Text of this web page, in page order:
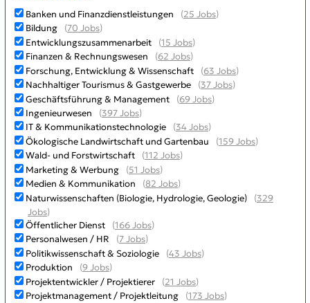
Banken und Finanzdienstleistungen (25 Jobs)
Bildung
(70 Jobs)
Entwicklungszusammenarbeit
(15 Jobs)
Finanzen & Rechnungswesen
(62 Jobs)
Forschung, Entwicklung & Wissenschaft
(63 Jobs)
Nachhaltiger Tourismus & Gastgewerbe
(37 Jobs)
Geschäftsführung & Management
(69 Jobs)
Ingenieurwesen
(397 Jobs)
IT & Kommunikationstechnologie
(34 Jobs)
Ökologische Landwirtschaft und Gartenbau
(159 Jobs)
Wald- und Forstwirtschaft
(112 Jobs)
Marketing & Werbung
(51 Jobs)
Medien & Kommunikation
(82 Jobs)
Naturwissenschaften (Biologie, Hydrologie, Geologie)
(329
Jobs)
Öffentlicher Dienst
(166 Jobs)
Personalwesen / HR
(7 Jobs)
Politikwissenschaft & Soziologie
(43 Jobs)
Produktion
(9 Jobs)
Projektentwickler / Projektierer
(21 Jobs)
Projektmanagement / Projektleitung
(173 Jobs)